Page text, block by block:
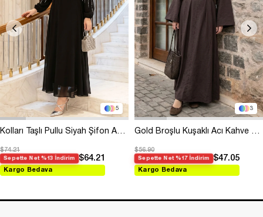
5
$74.21
Sepette Net %13 İndirim $64.21
Kargo Bedava
3
$56.90
Sepette Net %17 İndirim $47.05
Kargo Bedava